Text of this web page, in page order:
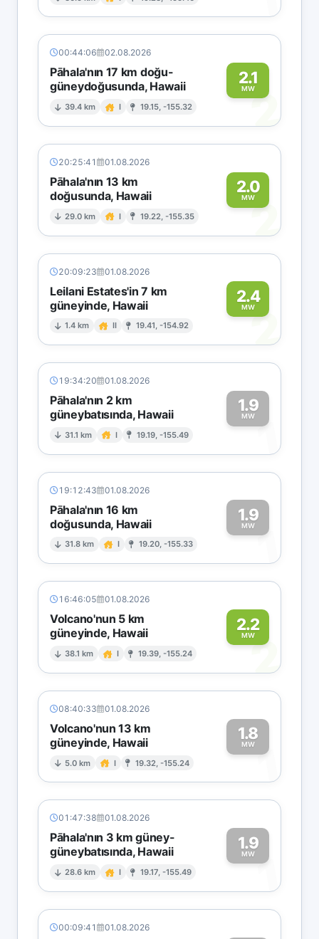
00:44:06 02.08.2026
Pāhala'nın 17 km doğu-
güneydoğusunda, Hawaii
39.4 km I 19.15, -155.32
2.1
MW2
20:25:41 01.08.2026
Pāhala'nın 13 km
doğusunda, Hawaii
29.0 km I 19.22, -155.35
2.0
MW2
20:09:23 01.08.2026
Leilani Estates'in 7 km
güneyinde, Hawaii
1.4 km II 19.41, -154.92
2.4
MW2
19:34:20 01.08.2026
Pāhala'nın 2 km
güneybatısında, Hawaii
31.1 km I 19.19, -155.49
1.9
MW1
19:12:43 01.08.2026
Pāhala'nın 16 km
doğusunda, Hawaii
31.8 km I 19.20, -155.33
1.9
MW1
16:46:05 01.08.2026
Volcano'nun 5 km
güneyinde, Hawaii
38.1 km I 19.39, -155.24
2.2
MW2
08:40:33 01.08.2026
Volcano'nun 13 km
güneyinde, Hawaii
5.0 km I 19.32, -155.24
1.8
MW1
01:47:38 01.08.2026
Pāhala'nın 3 km güney-
güneybatısında, Hawaii
28.6 km I 19.17, -155.49
1.9
MW1
00:09:41 01.08.2026